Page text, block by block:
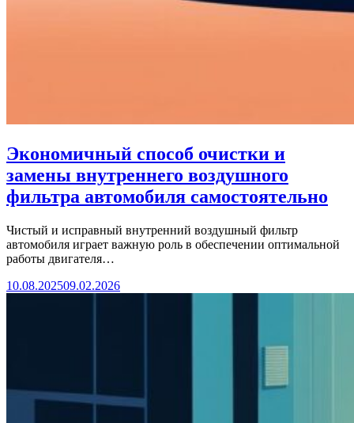
Экономичный способ очистки и
замены внутреннего воздушного
фильтра автомобиля самостоятельно
Чистый и исправный внутренний воздушный фильтр
автомобиля играет важную роль в обеспечении оптимальной
работы двигателя…
10.08.202509.02.2026